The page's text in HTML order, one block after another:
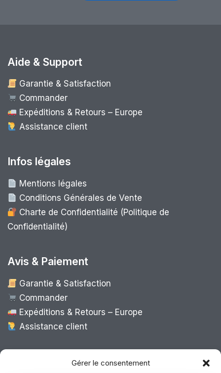
Gérer le consentement
Aide & Support
Garantie & Satisfaction
Commander
Expéditions & Retours – Europe
Assistance client
Infos légales
Mentions légales
Conditions Générales de Vente
Charte de Confidentialité (Politique de
Confidentialité)
Avis & Paiement
Garantie & Satisfaction
Commander
Expéditions & Retours – Europe
Assistance client
Expédition Europe